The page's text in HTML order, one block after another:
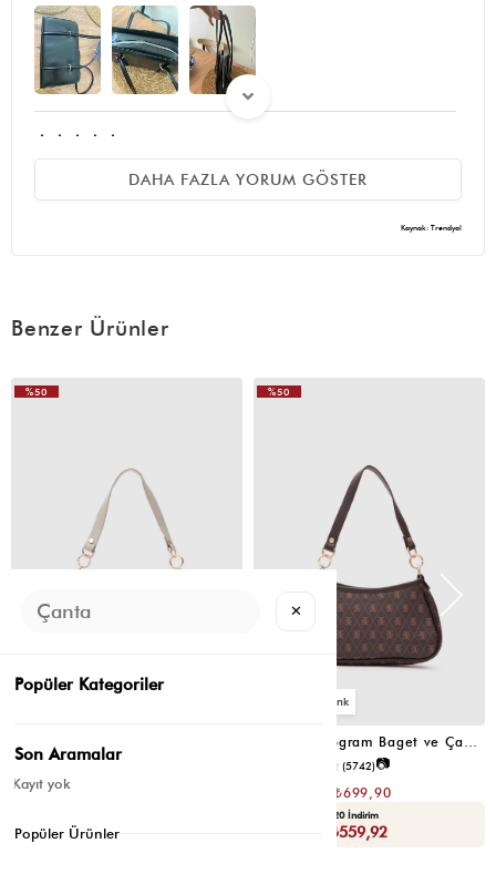
b** e**
8 Mayıs 2026
yapmış yapacağını 😍 bundan önce 3-4 tanr çantasını aldım hepsi
Bayıldım iyiki almışımmmmm
29 Nisan 2026
Çok güzel, kaliteli çanta tavsiye ederim
DAHA FAZLA YORUM GÖSTER
Kaynak: Trendyol
Benzer Ürünler
Sepette : ₺559,92
%50
(5742)📷
₺699,90
Yaza Özel Ek %20 İndirim
Sepette : ₺559,92
%50
✕
Popüler Kategoriler
Son Aramalar
Kayıt yok
Popüler Ürünler